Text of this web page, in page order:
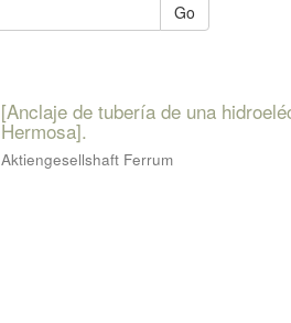
Go
[Anclaje de tubería de una
Hermosa].
Aktiengesellshaft Ferrum